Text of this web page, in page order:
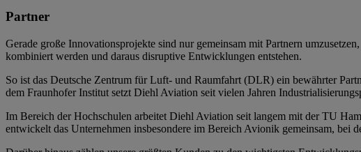
Partner
Gerade große Innovationsprojekte sind nur gemeinsam mit Partnern
kombiniert werden und daraus disruptive Entwicklungen entstehen.
So ist das Deutsche Zentrum für Luft- und Raumfahrt (DLR) ein bewährter
dem Fraunhofer Institut setzt Diehl Aviation seit vielen Jahren
Im Bereich der Hochschulen arbeitet Diehl Aviation seit langem mit der TU
entwickelt das Unternehmen insbesondere im Bereich Avionik gemeinsam,